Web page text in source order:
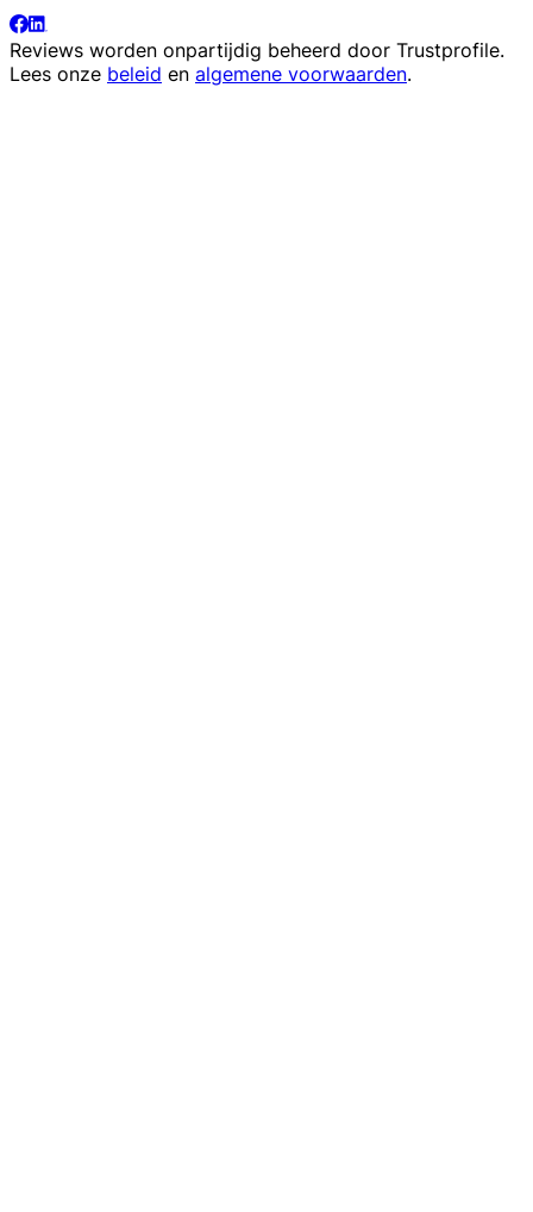
Reviews worden onpartijdig beheerd door Trustprofile.
Lees onze beleid en algemene voorwaarden.